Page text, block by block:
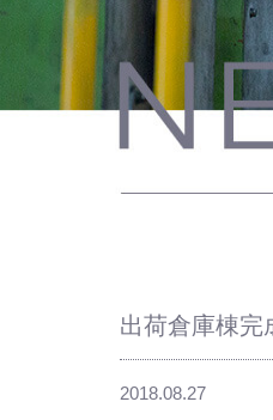
出荷倉庫棟完
2018.08.27